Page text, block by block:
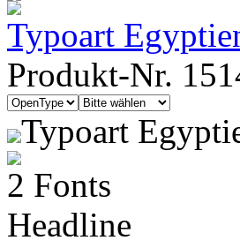
Typoart
Produkt-Nr.
Typoart
2 Fonts
Headline